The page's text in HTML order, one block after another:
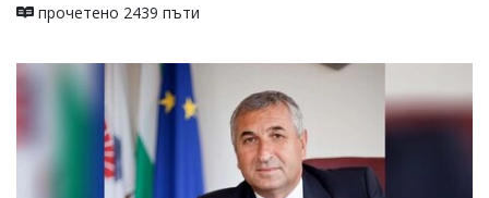
прочетено 2439 пъти